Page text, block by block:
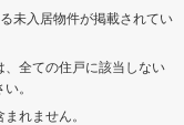
未入居物件が掲載されてい
、全ての住戸に該当しない
。
れません。